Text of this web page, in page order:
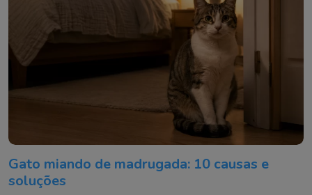
Gato miando de madrugada: 10 causas e
soluções